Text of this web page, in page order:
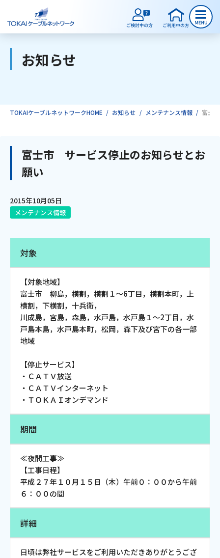
ご検討中のお客様
電話
動画配信
おトクな情報 料金案内
対応エリア
お知らせ
TOKAIケーブルネットワークHOME お知らせ メンテナンス情報 富士
富士市 サービス停止のお知らせとお
願い
2015年10月05日
メンテナンス情報
対象
【対象地域】
富士市 柳島，横割，横割１～6丁目，横割本町，上
横割，下横割，十兵衛，
川成島，宮島，森島，水戸島，水戸島１～2丁目，水
戸島本島，水戸島本町，松岡，森下及び宮下の各一部
地域
【停止サービス】
・ＣＡＴＶ放送
・ＣＡＴＶインターネット
・ＴＯＫＡＩオンデマンド
期間
≪夜間工事≫
【工事日程】
平成２７年１０月１５日（木）午前０：００から午前
６：００の間
詳細
日頃は弊社サービスをご利用いただきありがとうござ